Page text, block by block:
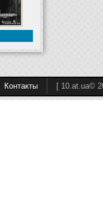
Контакты [ 10.at.ua©